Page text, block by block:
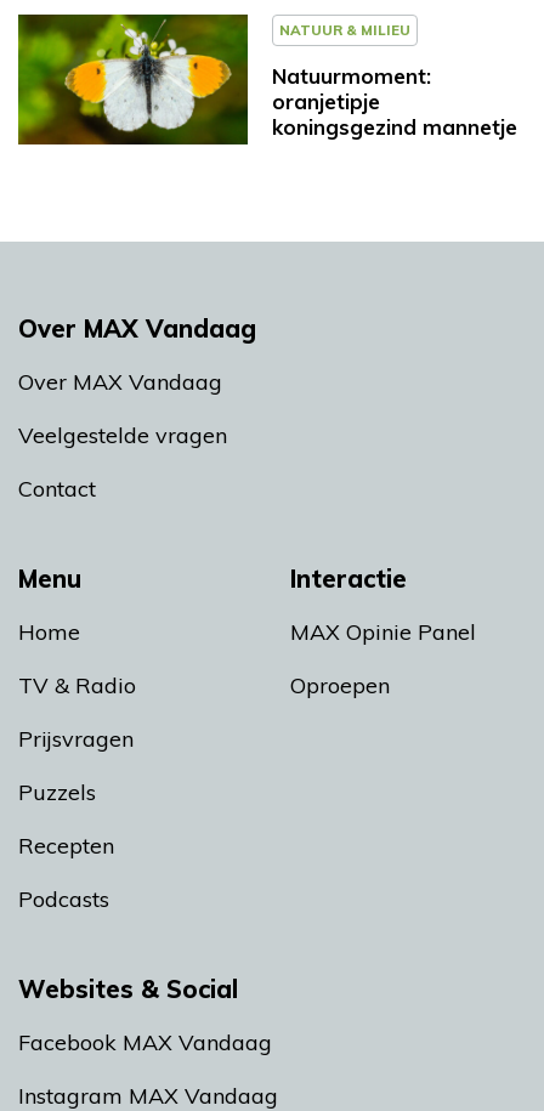
NATUUR & MILIEU
Natuurmoment:
oranjetipje
koningsgezind mannetje
Menu
Home
TV & Radio
Prijsvragen
Puzzels
Recepten
Podcasts
Interactie
MAX Opinie Panel
Oproepen
Over MAX Vandaag
Over MAX Vandaag
Veelgestelde vragen
Contact
Websites & Social
Facebook MAX Vandaag
Instagram MAX Vandaag